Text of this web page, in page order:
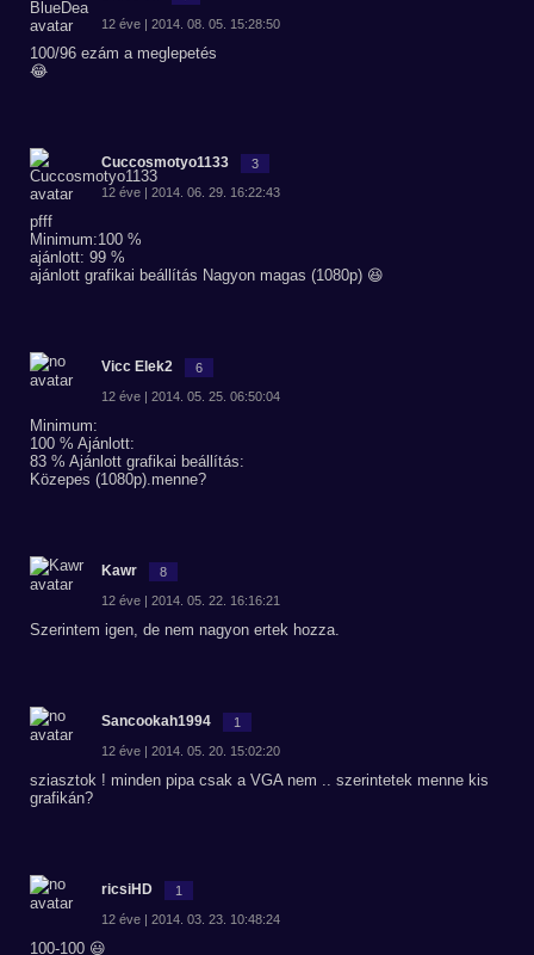
12 éve | 2014. 08. 05. 15:28:50
100/96 ezám a meglepetés
😂
Cuccosmotyo1133 3
12 éve | 2014. 06. 29. 16:22:43
pfff
Minimum:100 %
ajánlott: 99 %
ajánlott grafikai beállítás Nagyon magas (1080p) 😆
Vicc Elek2 6
12 éve | 2014. 05. 25. 06:50:04
Minimum:
100 % Ajánlott:
83 % Ajánlott grafikai beállítás:
Közepes (1080p).menne?
Kawr 8
12 éve | 2014. 05. 22. 16:16:21
Szerintem igen, de nem nagyon ertek hozza.
Sancookah1994 1
12 éve | 2014. 05. 20. 15:02:20
sziasztok ! minden pipa csak a VGA nem .. szerintetek menne kis
grafikán?
ricsiHD 1
12 éve | 2014. 03. 23. 10:48:24
100-100 😃